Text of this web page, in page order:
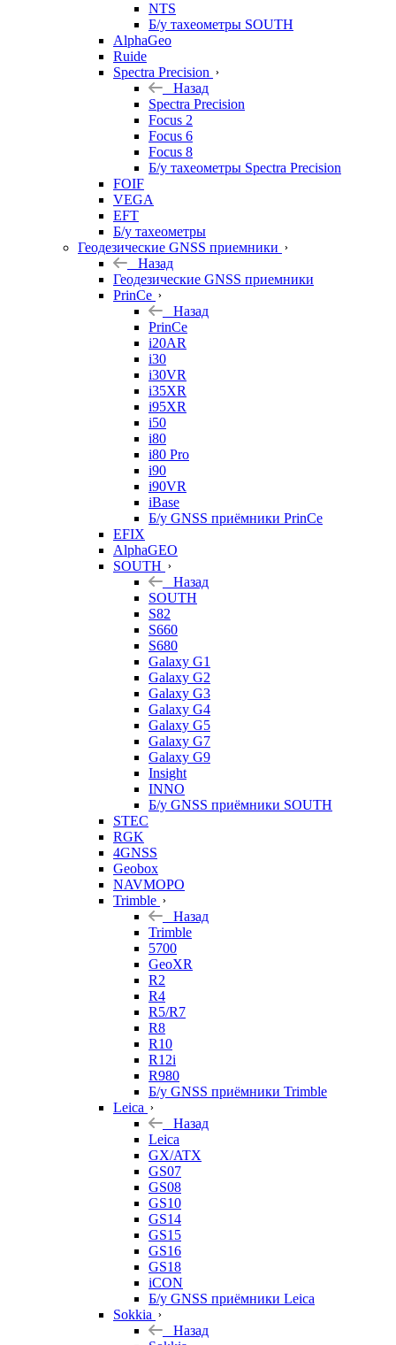
NTS
Б/у тахеометры SOUTH
AlphaGeo
Ruide
Spectra Precision
Назад
Spectra Precision
Focus 2
Focus 6
Focus 8
Б/у тахеометры Spectra Precision
FOIF
VEGA
EFT
Б/у тахеометры
Геодезические GNSS приемники
Назад
Геодезические GNSS приемники
PrinCe
Назад
PrinCe
i20AR
i30
i30VR
i35XR
i95XR
i50
i80
i80 Pro
i90
i90VR
iBase
Б/у GNSS приёмники PrinCe
EFIX
AlphaGEO
SOUTH
Назад
SOUTH
S82
S660
S680
Galaxy G1
Galaxy G2
Galaxy G3
Galaxy G4
Galaxy G5
Galaxy G7
Galaxy G9
Insight
INNO
Б/у GNSS приёмники SOUTH
STEC
RGK
4GNSS
Geobox
NAVMOPO
Trimble
Назад
Trimble
5700
GeoXR
R2
R4
R5/R7
R8
R10
R12i
R980
Б/у GNSS приёмники Trimble
Leica
Назад
Leica
GX/ATX
GS07
GS08
GS10
GS14
GS15
GS16
GS18
iCON
Б/у GNSS приёмники Leica
Sokkia
Назад